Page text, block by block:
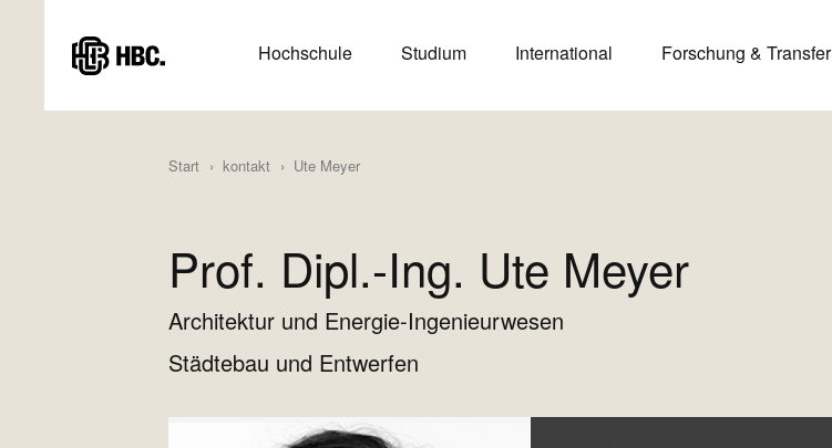
HAUPTMENÜ
Hochschule Studium International Forschung & Transfer
Start kontakt Ute Meyer
Prof. Dipl.-Ing. Ute Meyer
Architektur und Energie-Ingenieurwesen
Städtebau und Entwerfen